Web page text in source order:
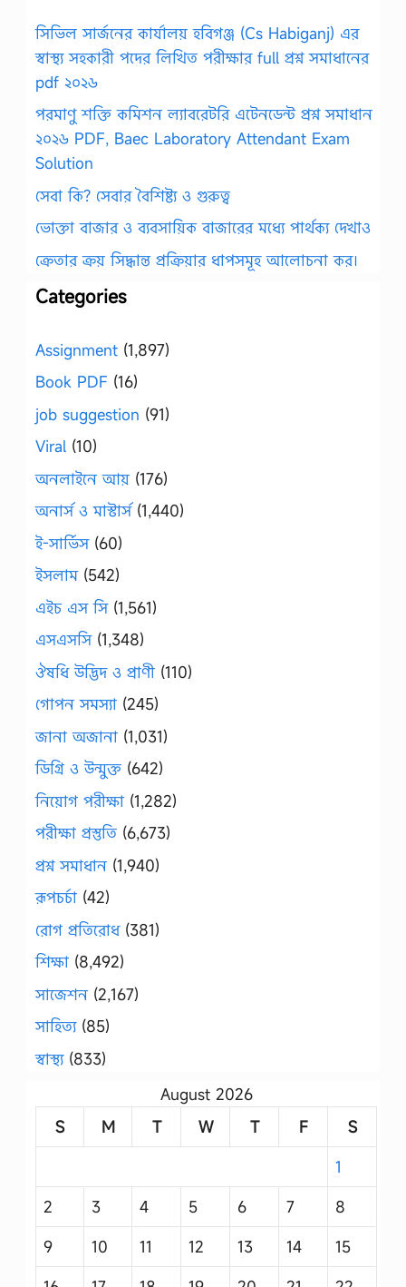
সিভিল সার্জনের কার্যালয় হবিগঞ্জ (Cs Habiganj) এর
স্বাস্থ্য সহকারী পদের লিখিত পরীক্ষার full প্রশ্ন সমাধানের
pdf ২০২৬
পরমাণু শক্তি কমিশন ল্যাবরেটরি এটেনডেন্ট প্রশ্ন সমাধান
২০২৬ PDF, Baec Laboratory Attendant Exam
Solution
সেবা কি? সেবার বৈশিষ্ট্য ও গুরুত্ব
ভোক্তা বাজার ও ব্যবসায়িক বাজারের মধ্যে পার্থক্য দেখাও
ক্রেতার ক্রয় সিদ্ধান্ত প্রক্রিয়ার ধাপসমূহ আলোচনা কর।
Categories
Assignment (1,897)
Book PDF (16)
job suggestion (91)
Viral (10)
অনলাইনে আয় (176)
অনার্স ও মাস্টার্স(1,440)
ই-সার্ভিস(60)
ইসলাম(542)
এইচ এস সি(1,561)
এসএসসি(1,348)
ঔষধি উদ্ভিদ ও প্রাণী (110)
গোপন সমস্যা (245)
জানা অজানা (1,031)
ডিগ্রি ও উন্মুক্ত (642)
নিয়োগ পরীক্ষা (1,282)
পরীক্ষা প্রস্তুতি (6,673)
প্রশ্ন সমাধান (1,940)
রূপচর্চা (42)
রোগ প্রতিরোধ(381)
শিক্ষা (8,492)
সাজেশন (2,167)
সাহিত্য(85)
স্বাস্থ্য(833)
August 2026
S
M T W T F
S
1
2
3 4 5 6 7
8
9
10 11 12 13 14
15